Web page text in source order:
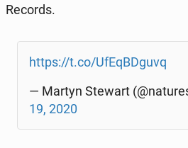
Records.
https://t.co/UfE­qBD­gu­vq
— Martyn Stewart
19, 2020